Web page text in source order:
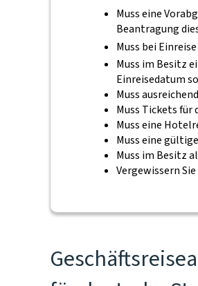
Muss eine
Beantragung
Muss bei
Muss im Besitz
Einreisedatum
Muss
Muss Tickets für
Muss eine
Muss eine
Muss im Besitz
Vergewissern